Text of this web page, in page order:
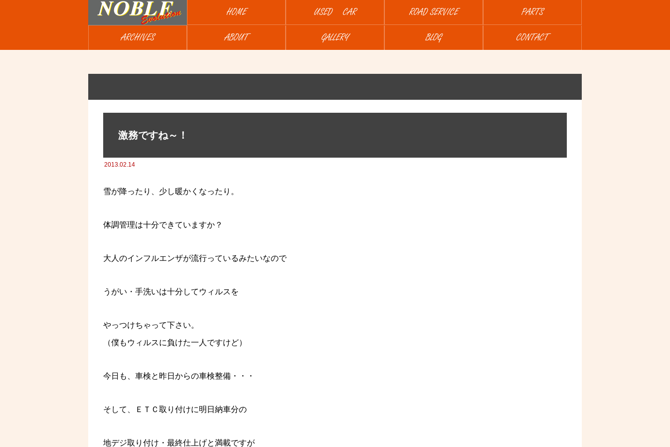
HOME USED CAR ROAD SERVICE PARTS
ARCHIVES ABOUT GALLERY BLOG CONTACT
激務ですね～！
2013.02.14
雪が降ったり、少し暖かくなったり。
体調管理は十分できていますか？
大人のインフルエンザが流行っているみたいなので
うがい・手洗いは十分してウィルスを
やっつけちゃって下さい。
（僕もウィルスに負けた一人ですけど）
今日も、車検と昨日からの車検整備・・・
そして、ＥＴＣ取り付けに明日納車分の
地デジ取り付け・最終仕上げと満載ですが